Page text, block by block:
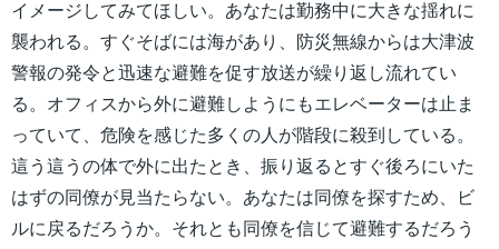
イメージしてみてほしい。あなたは勤務中に大きな揺れに
襲われる。すぐそばには海があり、防災無線からは大津波
警報の発令と迅速な避難を促す放送が繰り返し流れてい
る。オフィスから外に避難しようにもエレベーターは止ま
っていて、危険を感じた多くの人が階段に殺到している。
這う這うの体で外に出たとき、振り返るとすぐ後ろにいた
はずの同僚が見当たらない。あなたは同僚を探すため、ビ
ルに戻るだろうか。それとも同僚を信じて避難するだろう